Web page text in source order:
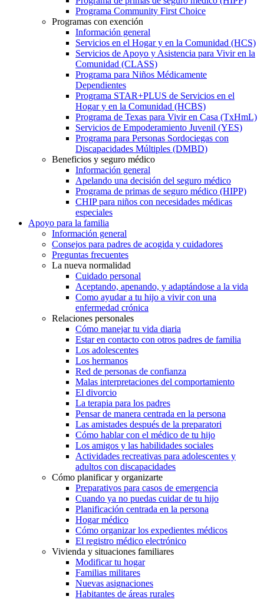
Programa Community First Choice
Programas con exención
Información general
Servicios en el Hogar y en la Comunidad (HCS)
Servicios de Apoyo y Asistencia para Vivir en la
Comunidad (CLASS)
Programa para Niños Médicamente
Dependientes
Programa STAR+PLUS de Servicios en el
Hogar y en la Comunidad (HCBS)
Programa de Texas para Vivir en Casa (TxHmL)
Servicios de Empoderamiento Juvenil (YES)
Programa para Personas Sordociegas con
Discapacidades Múltiples (DMBD)
Beneficios y seguro médico
Información general
Apelando una decisión del seguro médico
Programa de primas de seguro médico (HIPP)
CHIP para niños con necesidades médicas
especiales
Apoyo para la familia
Información general
Consejos para padres de acogida y cuidadores
Preguntas frecuentes
La nueva normalidad
Cuidado personal
Aceptando, apenando, y adaptándose a la vida
Como ayudar a tu hijo a vivir con una
enfermedad crónica
Relaciones personales
Cómo manejar tu vida diaria
Estar en contacto con otros padres de familia
Los adolescentes
Los hermanos
Red de personas de confianza
Malas interpretaciones del comportamiento
El divorcio
La terapia para los padres
Pensar de manera centrada en la persona
Las amistades después de la preparatori
Cómo hablar con el médico de tu hijo
Los amigos y las habilidades sociales
Actividades recreativas para adolescentes y
adultos con discapacidades
Cómo planificar y organizarte
Preparativos para casos de emergencia
Cuando ya no puedas cuidar de tu hijo
Planificación centrada en la persona
Hogar médico
Cómo organizar los expedientes médicos
El registro médico electrónico
Vivienda y situaciones familiares
Modificar tu hogar
Familias militares
Nuevas asignaciones
Habitantes de áreas rurales